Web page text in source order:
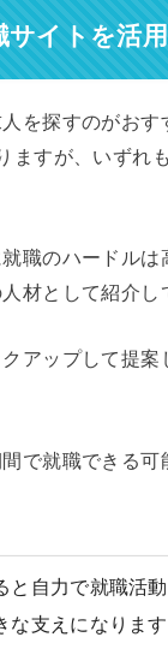
イトを活
を探すのがおす
ますが、いずれも
職のハードル
材として紹介し
アップして提
で就職できる可
自力で就職活
支えになります